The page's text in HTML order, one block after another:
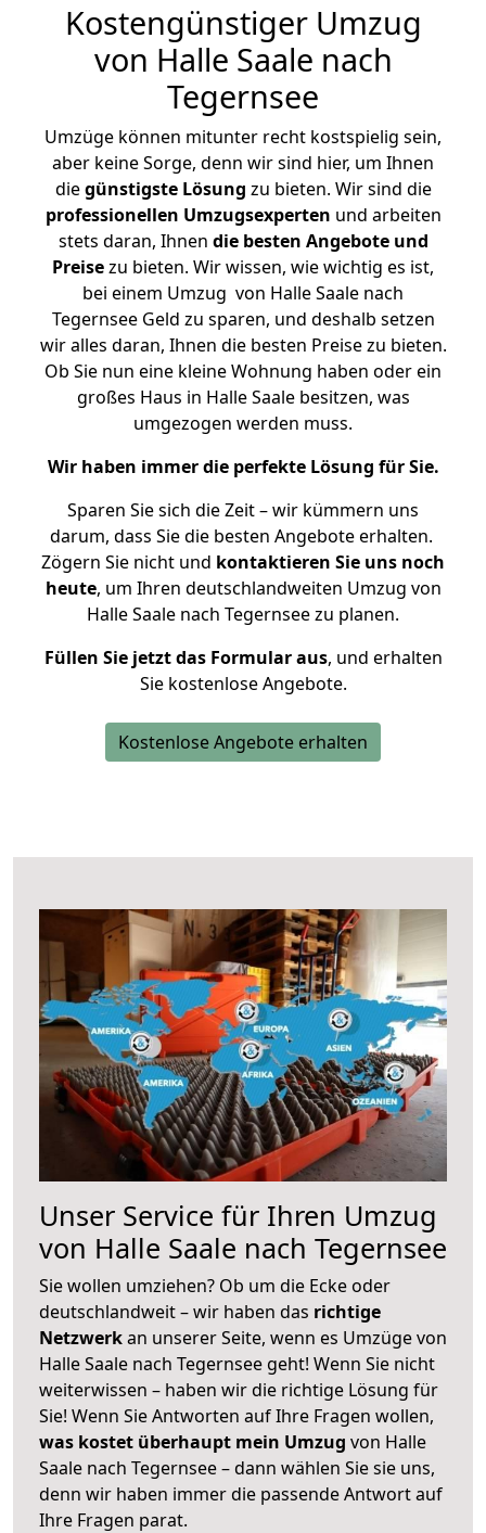
Kostengünstiger Umzug
von Halle Saale nach
Tegernsee
Umzüge können mitunter recht kostspielig sein,
aber keine Sorge, denn wir sind hier, um Ihnen
diegünstigste Lösung zu bieten. Wir sind die
professionellen Umzugsexperten und arbeiten
stets daran, Ihnen die besten Angebote und
Preisezu bieten. Wir wissen, wie wichtig es ist,
bei einem Umzug von Halle Saale nach
Tegernsee Geld zu sparen, und deshalb setzen
wir alles daran, Ihnen die besten Preise zu bieten.
Ob Sie nun eine kleine Wohnung haben oder ein
großes Haus in Halle Saale besitzen, was
umgezogen werden muss.
Wir haben immer die perfekte Lösung für Sie.
Sparen Sie sich die Zeit – wir kümmern uns
darum, dass Sie die besten Angebote erhalten.
Zögern Sie nicht und kontaktieren Sie uns noch
heute, um Ihren deutschlandweiten Umzug von
Halle Saale nach Tegernsee zu planen.
Füllen Sie jetzt das Formular aus, und erhalten
Sie kostenlose Angebote.
Kostenlose Angebote erhalten
Unser Service für Ihren Umzug
von Halle Saale nach Tegernsee
Sie wollen umziehen? Ob um die Ecke oder
deutschlandweit – wir haben das richtige
Netzwerkan unserer Seite, wenn es Umzüge von
Halle Saale nach Tegernsee geht! Wenn Sie nicht
weiterwissen – haben wir die richtige Lösung für
Sie! Wenn Sie Antworten auf Ihre Fragen wollen,
was kostet überhaupt mein Umzug von Halle
Saale nach Tegernsee – dann wählen Sie sie uns,
denn wir haben immer die passende Antwort auf
Ihre Fragen parat.